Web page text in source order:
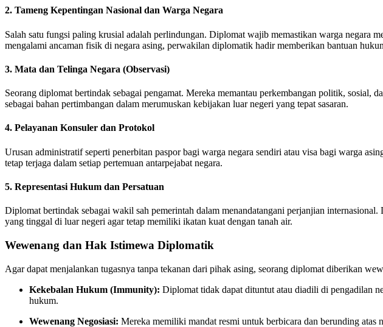
2. Tameng Kepentingan Nasional dan Warga Negara
Salah satu fungsi paling krusial adalah perlindungan. Diplomat wajib memastikan warga negara
mengalami ancaman fisik di negara asing, perwakilan diplomatik hadir memberikan bantuan
3. Mata dan Telinga Negara (Observasi)
Seorang diplomat bertindak sebagai pengamat. Mereka memantau perkembangan politik,
sebagai bahan pertimbangan dalam merumuskan kebijakan luar negeri yang tepat sasaran.
4. Pelayanan Konsuler dan Protokol
Urusan administratif seperti penerbitan paspor bagi warga negara sendiri atau visa bagi warga
tetap terjaga dalam setiap pertemuan antarpejabat negara.
5. Representasi Hukum dan Persatuan
Diplomat bertindak sebagai wakil sah pemerintah dalam menandatangani perjanjian
yang tinggal di luar negeri agar tetap memiliki ikatan kuat dengan tanah air.
Wewenang dan Hak Istimewa Diplomatik
Agar dapat menjalankan tugasnya tanpa tekanan dari pihak asing, seorang diplomat diberikan
Kekebalan Hukum (Immunity): Diplomat tidak dapat dituntut atau diadili di pengadilan
hukum.
Wewenang Negosiasi: Mereka memiliki mandat resmi untuk berbicara dan berunding atas